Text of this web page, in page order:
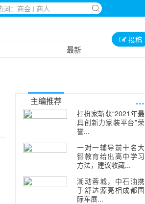
最新
投稿
主编推荐 ...
打扮家斩获“2021年最
具创新力家装平台”荣
誉...
一对一辅导前十名大
智教育给出高中学习
方法，建议收藏...
潮动蓉城，中石油携
手舒达源亮相成都国
际车展...